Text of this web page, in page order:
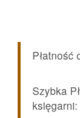
Płatność
Szybka
księgarni: